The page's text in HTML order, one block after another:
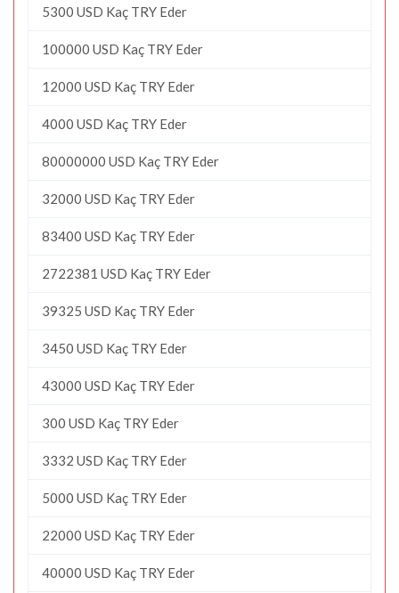
5300 USD Kaç TRY Eder
100000 USD Kaç TRY Eder
12000 USD Kaç TRY Eder
4000 USD Kaç TRY Eder
80000000 USD Kaç TRY Eder
32000 USD Kaç TRY Eder
83400 USD Kaç TRY Eder
2722381 USD Kaç TRY Eder
39325 USD Kaç TRY Eder
3450 USD Kaç TRY Eder
43000 USD Kaç TRY Eder
300 USD Kaç TRY Eder
3332 USD Kaç TRY Eder
5000 USD Kaç TRY Eder
22000 USD Kaç TRY Eder
40000 USD Kaç TRY Eder